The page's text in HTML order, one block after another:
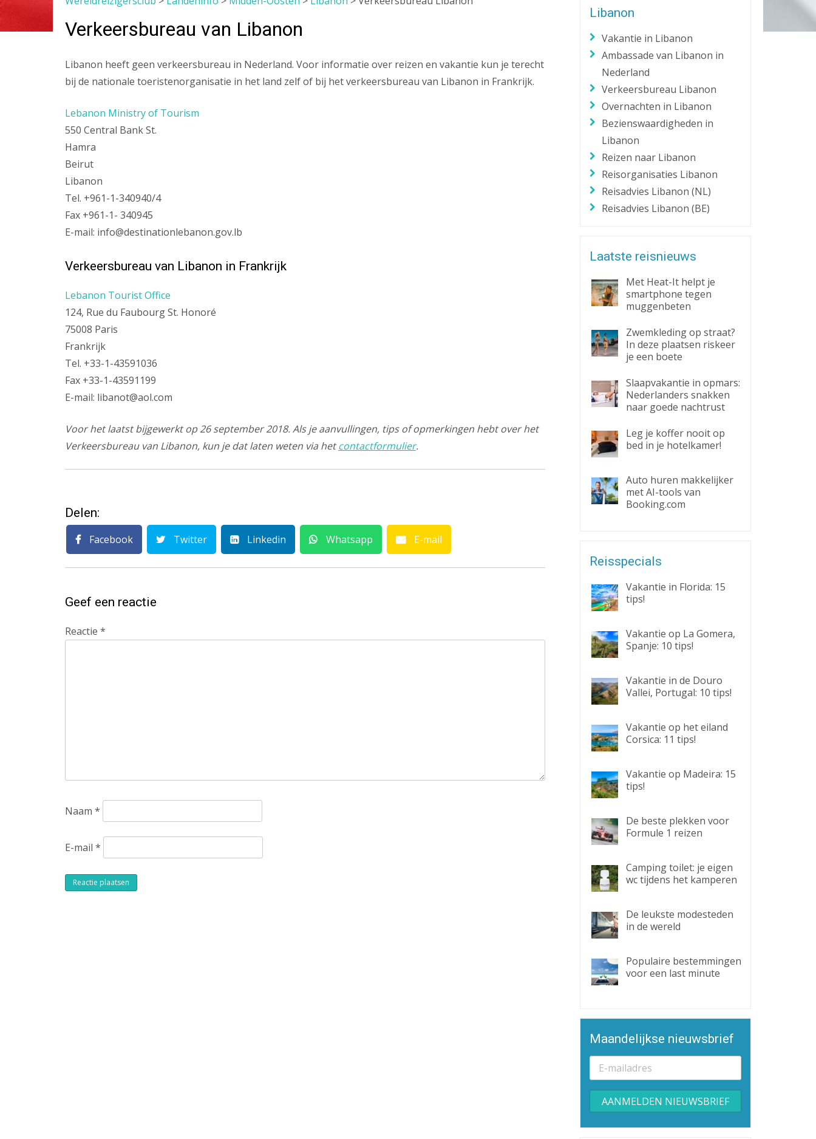
Zaklantaarn
Verkeersbureau van Libanon
Libanon heeft geen verkeersbureau in Nederland. Voor informatie over reizen en vakantie kun je terecht
bij de nationale toeristenorganisatie in het land zelf of bij het verkeersbureau van Libanon in Frankrijk.
Lebanon Ministry of Tourism
550 Central Bank St.
Hamra
Beirut
Libanon
Tel. +961-1-340940/4
Fax +961-1- 340945
E-mail: info@destinationlebanon.gov.lb
Verkeersbureau van Libanon in Frankrijk
Lebanon Tourist Office
124, Rue du Faubourg St. Honoré
75008 Paris
Frankrijk
Tel. +33-1-43591036
Fax +33-1-43591199
E-mail: libanot@aol.com
Voor het laatst bijgewerkt op 26 september 2018. Als je aanvullingen, tips of opmerkingen hebt over het
Verkeersbureau van Libanon, kun je dat laten weten via hetcontactformulier.
Delen:
Facebook Twitter Linkedin Whatsapp E-mail
Geef een reactie
Reactie *
Naam *
E-mail *
Libanon
Vakantie in Libanon
Ambassade van Libanon in
Nederland
Verkeersbureau Libanon
Overnachten in Libanon
Bezienswaardigheden in
Libanon
Reizen naar Libanon
Reisorganisaties Libanon
Reisadvies Libanon (NL)
Reisadvies Libanon (BE)
Laatste reisnieuws
Met Heat-It helpt je
smartphone tegen
muggenbeten
Zwemkleding op straat?
In deze plaatsen riskeer
je een boete
Slaapvakantie in opmars:
Nederlanders snakken
naar goede nachtrust
Leg je koffer nooit op
bed in je hotelkamer!
Auto huren makkelijker
met AI-tools van
Booking.com
Reisspecials
Vakantie in Florida: 15
tips!
Vakantie op La Gomera,
Spanje: 10 tips!
Vakantie in de Douro
Vallei, Portugal: 10 tips!
Vakantie op het eiland
Corsica: 11 tips!
Vakantie op Madeira: 15
tips!
De beste plekken voor
Formule 1 reizen
Camping toilet: je eigen
wc tijdens het kamperen
De leukste modesteden
in de wereld
Populaire bestemmingen
voor een last minute
Maandelijkse nieuwsbrief
Alternative: